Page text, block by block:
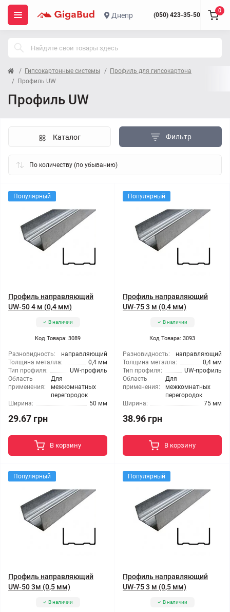
Днепр (050) 423-35-50
0
Гипсокартонные системы
Профиль для гипсокартона
Профиль UW
Профиль UW
Фильтр
Каталог
Популярный
Профиль направляющий
UW-50 4 м (0,4 мм)
В наличии
Код Товара: 3089
Разновидность:
направляющий
Толщина металла:
0,4 мм
Тип профиля:
UW-профиль
Область
применения:
Для
межкомнатных
перегородок
Ширина:
50 мм
29.67 грн
В корзину
Популярный
Профиль направляющий
UW-75 3 м (0,4 мм)
В наличии
Код Товара: 3093
Разновидность:
направляющий
Толщина металла:
0,4 мм
Тип профиля:
UW-профиль
Область
применения:
Для
межкомнатных
перегородок
Ширина:
75 мм
38.96 грн
В корзину
Популярный
Профиль направляющий
UW-50 3м (0,5 мм)
В наличии
Популярный
Профиль направляющий
UW-75 3 м (0,5 мм)
В наличии